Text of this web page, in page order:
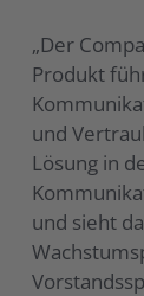
„Der
Produkt
und
Lösung in
und sieht